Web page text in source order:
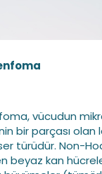
vücudun
bir parçası
türüdür. Non-
beyaz kan